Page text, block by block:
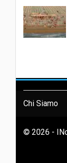
Chi Siamo
© 2026 -